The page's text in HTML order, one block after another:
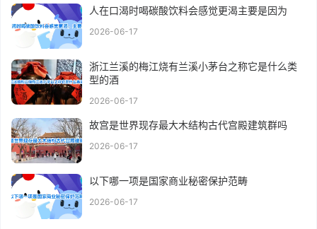
人在口渴时喝碳酸饮料会感觉更渴主要是因为
2026-06-17
浙江兰溪的梅江烧有兰溪小茅台之称它是什么类
型的酒
2026-06-17
故宫是世界现存最大木结构古代宫殿建筑群吗
2026-06-17
以下哪一项是国家商业秘密保护范畴
2026-06-17